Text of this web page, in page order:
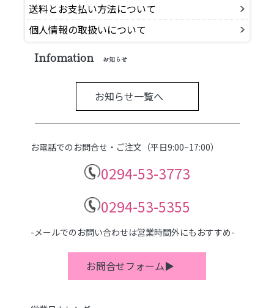
送料とお支払い方法について
個人情報の取扱いについて
Infomation お知らせ
お知らせ一覧へ
お電話でのお問合せ・ご注文（平日9:00~17:00）
0294-53-3773
0294-53-5355
-メールでのお問い合わせは営業時間外にもおすすめ-
お問合せフォーム▶